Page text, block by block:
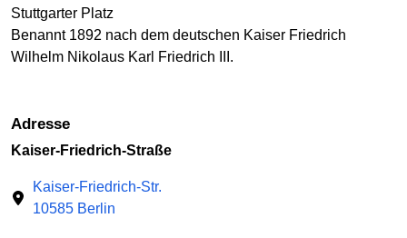
Stuttgarter Platz
Benannt 1892 nach dem deutschen Kaiser Friedrich
Wilhelm Nikolaus Karl Friedrich III.
Adresse
Kaiser-Friedrich-Straße
Kaiser-Friedrich-Str.
10585 Berlin